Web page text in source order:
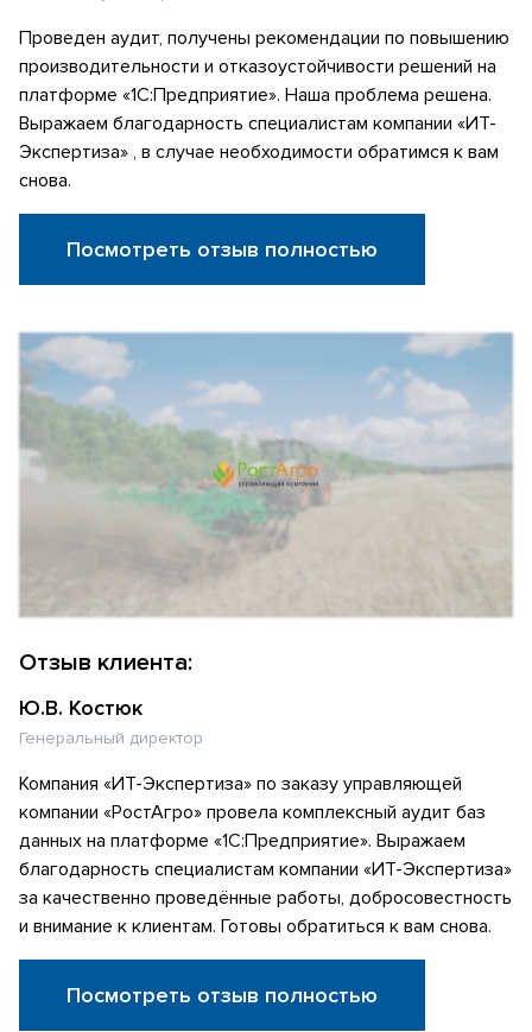
Проведен аудит, получены рекомендации по повышению
производительности и отказоустойчивости решений на
платформе «1С:Предприятие». Наша проблема решена.
Выражаем благодарность специалистам компании «ИТ-
Экспертиза» , в случае необходимости обратимся к вам
снова.
Посмотреть отзыв полностью
Отзыв клиента:
Ю.В. Костюк
Генеральный директор
Компания «ИТ-Экспертиза» по заказу управляющей
компании «РостАгро» провела комплексный аудит баз
данных на платформе «1С:Предприятие». Выражаем
благодарность специалистам компании «ИТ-Экспертиза»
за качественно проведённые работы, добросовестность
и внимание к клиентам. Готовы обратиться к вам снова.
Посмотреть отзыв полностью